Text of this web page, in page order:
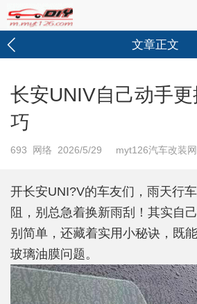
文章正文
长安UNIV自己动手
巧
693 网络 2026/5/29 myt126汽车改装网
开长安UNI?V的车友们，雨天行
阻，别总急着换新雨刮！其实自
别简单，还藏着实用小秘诀，既
玻璃油膜问题。